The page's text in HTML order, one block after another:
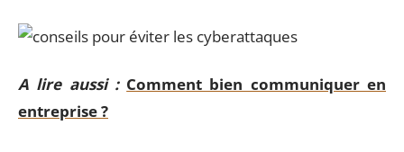
A lire aussi : Comment bien communiquer en
entreprise ?